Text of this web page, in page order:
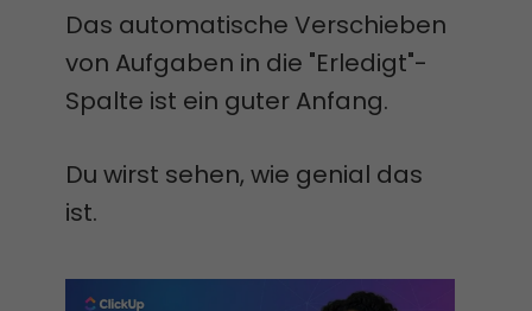
Das automatische Verschieben
von Aufgaben in die "Erledigt"-
Spalte ist ein guter Anfang.
Du wirst sehen, wie genial das
ist.